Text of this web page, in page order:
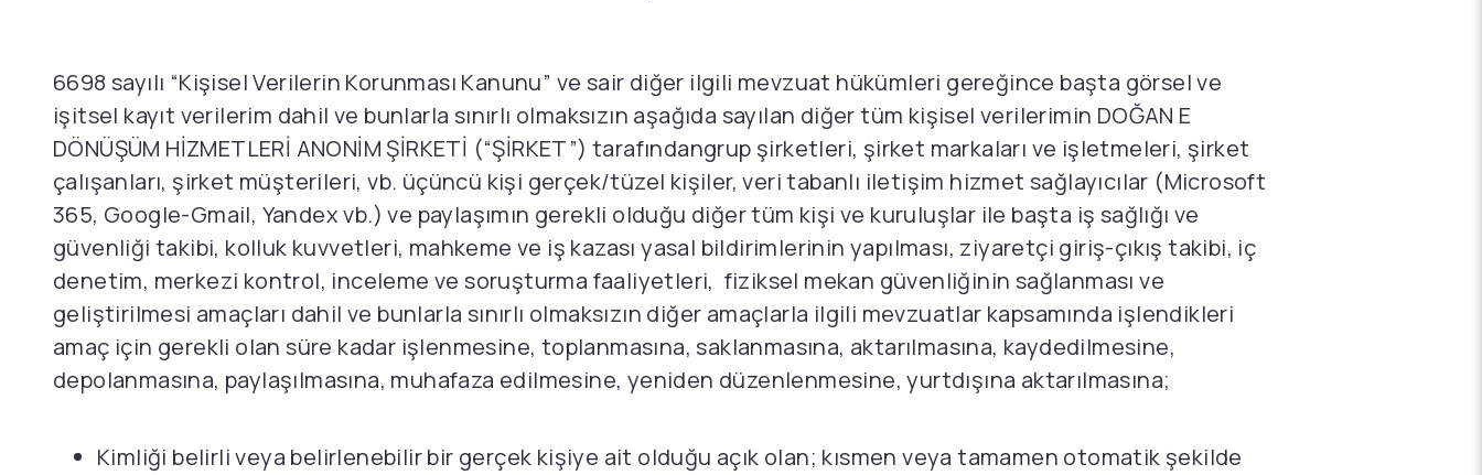
6698 sayılı “Kişisel Verilerin Korunması Kanunu” ve sair diğer ilgili mevzuat hükümleri gereğince başta görsel ve
işitsel kayıt verilerim dahil ve bunlarla sınırlı olmaksızın aşağıda sayılan diğer tüm kişisel verilerimin DOĞAN E
DÖNÜŞÜM HİZMETLERİ ANONİM ŞİRKETİ (“ŞİRKET”) tarafındangrup şirketleri, şirket markaları ve işletmeleri, şirket
çalışanları, şirket müşterileri, vb. üçüncü kişi gerçek/tüzel kişiler, veri tabanlı iletişim hizmet sağlayıcılar (Microsoft
365, Google-Gmail, Yandex vb.) ve paylaşımın gerekli olduğu diğer tüm kişi ve kuruluşlar ile başta iş sağlığı ve
güvenliği takibi, kolluk kuvvetleri, mahkeme ve iş kazası yasal bildirimlerinin yapılması, ziyaretçi giriş-çıkış takibi, iç
denetim, merkezi kontrol, inceleme ve soruşturma faaliyetleri, fiziksel mekan güvenliğinin sağlanması ve
geliştirilmesi amaçları dahil ve bunlarla sınırlı olmaksızın diğer amaçlarla ilgili mevzuatlar kapsamında işlendikleri
amaç için gerekli olan süre kadar işlenmesine, toplanmasına, saklanmasına, aktarılmasına, kaydedilmesine,
depolanmasına, paylaşılmasına, muhafaza edilmesine, yeniden düzenlenmesine, yurtdışına aktarılmasına;
Kimliği belirli veya belirlenebilir bir gerçek kişiye ait olduğu açık olan; kısmen veya tamamen otomatik şekilde